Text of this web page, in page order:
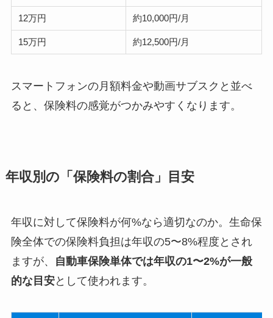
12万円 約10,000円/月
15万円 約12,500円/月
スマートフォンの月額料金や動画サブスクと並べ
ると、保険料の感覚がつかみやすくなります。
年収別の「保険料の割合」目安
年収に対して保険料が何%なら適切なのか。生命保
険全体での保険料負担は年収の5〜8%程度とされ
ますが、
自動車保険単体では年収の1〜2%が一般
的な目安として使われます。